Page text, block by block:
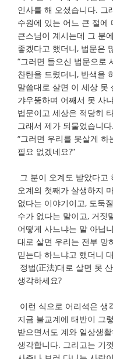
인사를 해 오셨습니다. 그
수원에 있는 어느 큰 절에
큰스님이 계시는데 그 분
좋겠다고 했더니, 법문은
“그러면 들으신 법문으로
찬탄을 드렸더니, 반색을
말씀대로 살면 이 세상 못
갸우뚱하며 어째서 못 사
법문이고 세상은 적당히
그래서 제가 되물었습니다.
“그러면 우리를 못살게
필요 없겠네요?”
그 분이 오계도 받았다고
오계의 첫째가 살생하지
없다는 이야기이고, 도둑
수가 없다는 말이고, 거짓
어떻게 사느냐는 말 아닙
대로 살면 우리는 전부 망
믿는다 하느냐고 했더니
정법(正法)대로 살면 못
생각하세요?
이런 식으로 어리석은 생
지금 불교계에 태반이 그
받으면서도 계와 일상생
생각합니다. 그리고는 기